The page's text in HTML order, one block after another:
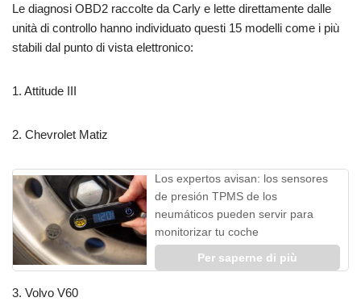
Le diagnosi OBD2 raccolte da Carly e lette direttamente dalle
unità di controllo hanno individuato questi 15 modelli come i più
stabili dal punto di vista elettronico:
1. Attitude III
2. Chevrolet Matiz
Los expertos avisan: los sensores
de presión TPMS de los
neumáticos pueden servir para
monitorizar tu coche
Per saperne di più
3. Volvo V60